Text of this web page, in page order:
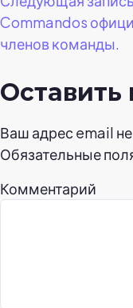
записям
Commandos
членов команды.
Ваш адрес email
Обязательные
Комментарий